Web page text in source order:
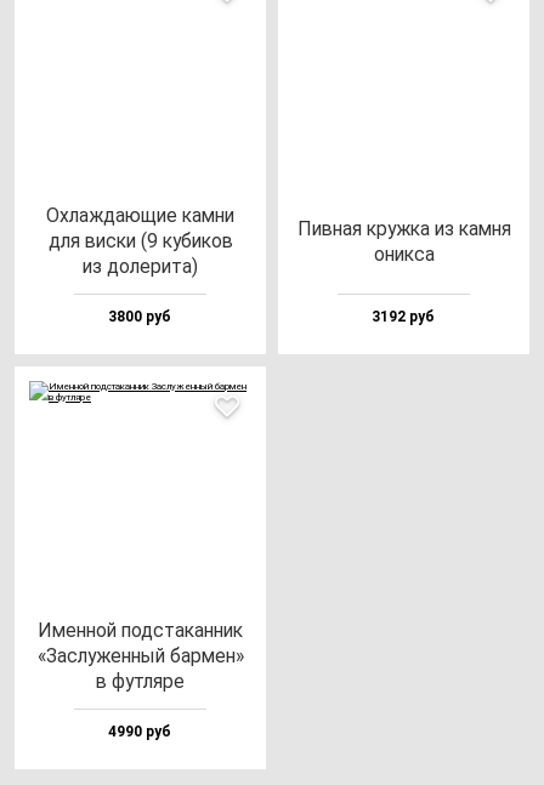
Охлаж­да­ющие кам­ни
для вис­ки (9 ку­би­ков
из до­ле­ри­та)
3800 руб
Пив­ная круж­ка из кам­ня
оник­са
3192 руб
Имен­ной под­ста­кан­ник
«Зас­лу­жен­ный бар­мен»
в фут­ля­ре
4990 руб